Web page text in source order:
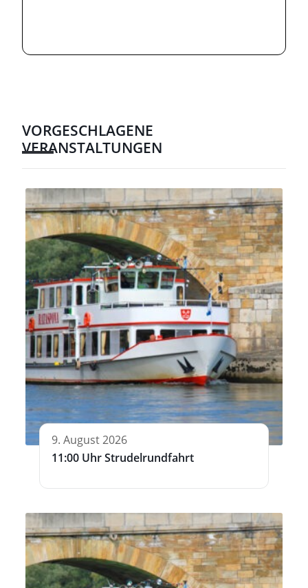
VORGESCHLAGENE
VERANSTALTUNGEN
9. August 2026
11:00 Uhr Strudelrundfahrt